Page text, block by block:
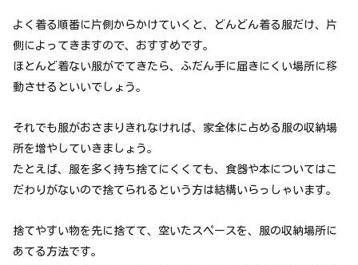
よく着る順番に片側からかけていくと、どんどん着る服だけ、片
側によってきますので、おすすめです。
ほとんど着ない服がでてきたら、ふだん手に届きにくい場所に移
動させるといいでしょう。
それでも服がおさまりきれなければ、家全体に占める服の収納場
所を増やしていきましょう。
たとえば、服を多く持ち捨てにくくても、食器や本についてはこ
だわりがないので捨てられるという方は結構いらっしゃいます。
捨てやすい物を先に捨てて、空いたスペースを、服の収納場所に
あてる方法です。